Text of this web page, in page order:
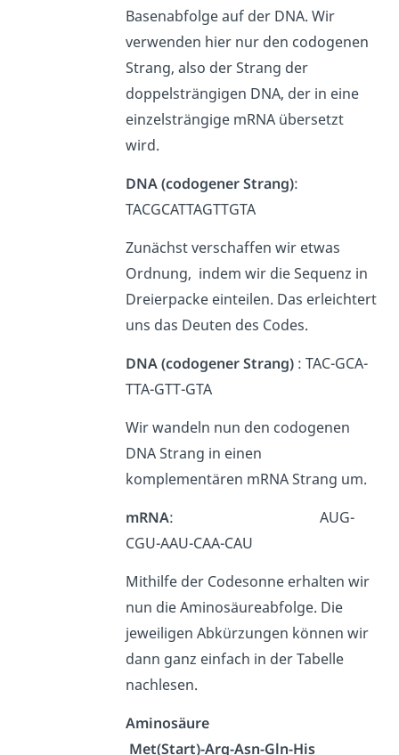
Basenabfolge auf der DNA. Wir
verwenden hier nur den codogenen
Strang, also der Strang der
doppelsträngigen DNA, der in eine
einzelsträngige mRNA übersetzt
wird.
DNA (codogener Strang):
TACGCATTAGTTGTA
Zunächst verschaffen wir etwas
Ordnung, indem wir die Sequenz in
Dreierpacke einteilen. Das erleichtert
uns das Deuten des Codes.
DNA (codogener Strang) : TAC-GCA-
TTA-GTT-GTA
Wir wandeln nun den codogenen
DNA Strang in einen
komplementären mRNA Strang um.
mRNA: AUG-
CGU-AAU-CAA-CAU
Mithilfe der Codesonne erhalten wir
nun die Aminosäureabfolge. Die
jeweiligen Abkürzungen können wir
dann ganz einfach in der Tabelle
nachlesen.
Aminosäure
Met(Start)-Arg-Asn-Gln-His